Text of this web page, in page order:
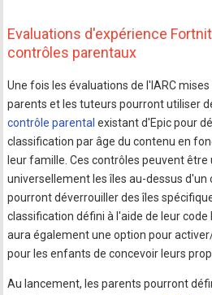
Evaluations d'expérience
contrôles parentaux
Une fois les évaluations de l'IARC
parents et les tuteurs pourront utiliser
contrôle parental existant d'Epic pour
classification par âge du contenu en
leur famille. Ces contrôles peuvent
universellement les îles au-dessus d'un
pourront déverrouiller des îles
classification défini à l'aide de leur code
aura également une option pour
pour les enfants de concevoir leurs
Au lancement, les parents pourront